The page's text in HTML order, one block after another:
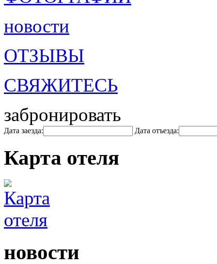
новости
ОТЗЫВЫ
СВЯЖИТЕСЬ
забронировать
Дата заезда: Дата отъезда:
Карта отеля
новости